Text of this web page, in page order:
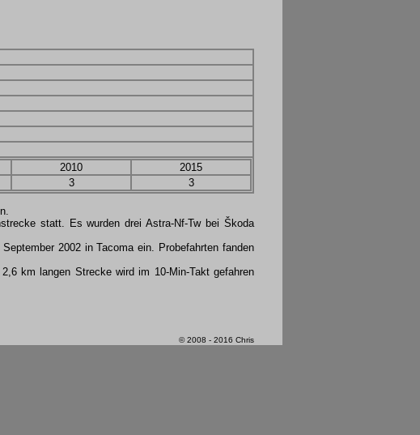
2010
2015
3 3
statt. Es wurden drei Astra-Nf-Tw bei Škoda
2002 in Tacoma ein. Probefahrten fanden
km langen Strecke wird im 10-Min-Takt gefahren
© 2008 - 2016 Chris